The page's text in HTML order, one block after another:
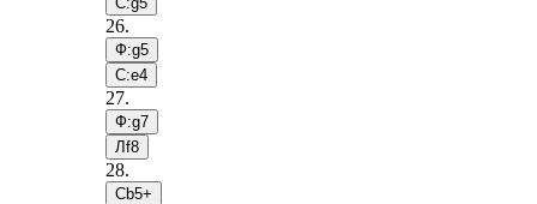
26.
Ф:g5
С:e4
27.
Ф:g7
Лf8
28.
Сb5+